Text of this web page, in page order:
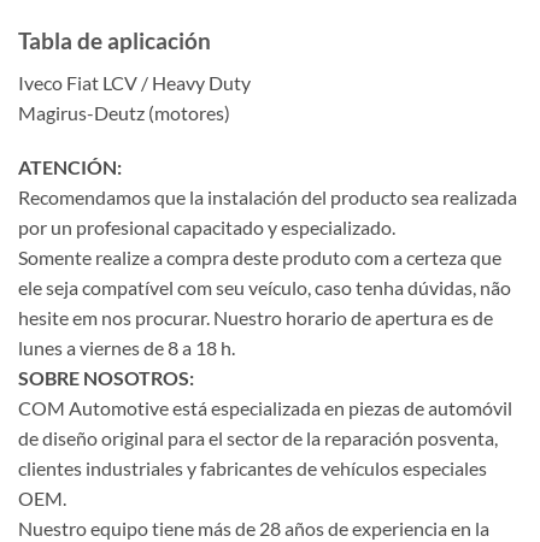
Tabla de aplicación
Iveco Fiat LCV / Heavy Duty
Magirus-Deutz (motores)
ATENCIÓN:
Recomendamos que la instalación del producto sea realizada
por un profesional capacitado y especializado.
Somente realize a compra deste produto com a certeza que
ele seja compatível com seu veículo, caso tenha dúvidas, não
hesite em nos procurar. Nuestro horario de apertura es de
lunes a viernes de 8 a 18 h.
SOBRE NOSOTROS:
COM Automotive está especializada en piezas de automóvil
de diseño original para el sector de la reparación posventa,
clientes industriales y fabricantes de vehículos especiales
OEM.
Nuestro equipo tiene más de 28 años de experiencia en la